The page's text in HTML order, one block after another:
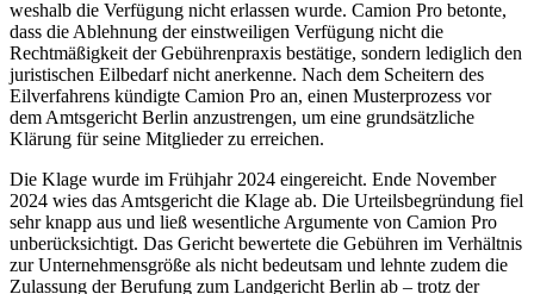
weshalb die Verfügung nicht erlassen wurde. Camion Pro betonte,
dass die Ablehnung der einstweiligen Verfügung nicht die
Rechtmäßigkeit der Gebührenpraxis bestätige, sondern lediglich den
juristischen Eilbedarf nicht anerkenne. Nach dem Scheitern des
Eilverfahrens kündigte Camion Pro an, einen Musterprozess vor
dem Amtsgericht Berlin anzustrengen, um eine grundsätzliche
Klärung für seine Mitglieder zu erreichen.
Die Klage wurde im Frühjahr 2024 eingereicht. Ende November
2024 wies das Amtsgericht die Klage ab. Die Urteilsbegründung fiel
sehr knapp aus und ließ wesentliche Argumente von Camion Pro
unberücksichtigt. Das Gericht bewertete die Gebühren im Verhältnis
zur Unternehmensgröße als nicht bedeutsam und lehnte zudem die
Zulassung der Berufung zum Landgericht Berlin ab – trotz der